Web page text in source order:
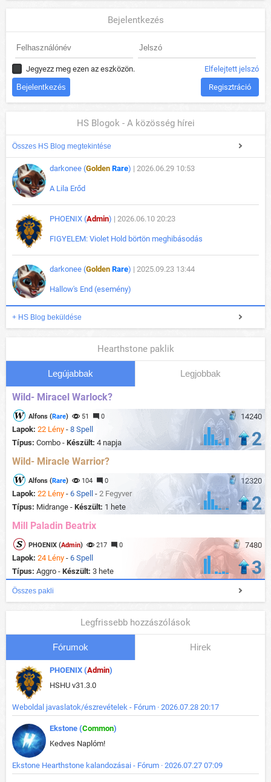
Bejelentkezés
Jegyezz meg ezen az eszközön. Elfelejtett jelszó
Regisztráció
HS Blogok - A közösség hírei
Összes HS Blog megtekintése
darkonee (Golden Rare) | 2026.06.29 10:53
A Lila Erőd
PHOENIX (Admin) | 2026.06.10 20:23
FIGYELEM: Violet Hold börtön meghibásodás
darkonee (Golden Rare) | 2025.09.23 13:44
Hallow's End (esemény)
+ HS Blog beküldése
Hearthstone paklik
Legújabbak Legjobbak
Wild- Miracel Warlock?
14240
Alfons (Rare) 51 0
Lapok: 22 Lény - 8 Spell
Típus: Combo - Készült: 4 napja 2
Wild- Miracle Warrior?
12320
Alfons (Rare) 104 0
Lapok: 22 Lény - 6 Spell - 2 Fegyver
Típus: Midrange - Készült: 1 hete 2
Mill Paladin Beatrix
7480
PHOENIX (Admin) 217 0
Lapok: 24 Lény - 6 Spell
Típus: Aggro - Készült: 3 hete 3
Összes pakli
Legfrissebb hozzászólások
Fórumok Hirek
PHOENIX (Admin)
HSHU v31.3.0
Weboldal javaslatok/észrevételek - Fórum · 2026.07.28 20:17
Ekstone (Common)
Kedves Naplóm!
Ekstone Hearthstone kalandozásai - Fórum · 2026.07.27 07:09